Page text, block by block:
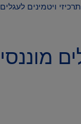
תרכיזי ויטמינים לעגלים